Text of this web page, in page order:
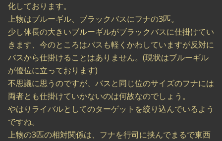
化しております。
上物はブルーギル、ブラックバスにフナの3匹。
少し体長の大きいブルーギルがブラックバスに仕掛けてい
きます、今のところはバスも軽くかわしていますが反対に
バスから仕掛けることはありません。(現状はブルーギル
が優位に立っております)
不思議に思うのですが、バスと同じ位のサイズのフナには
両者とも仕掛けていかないのは何故なのでしょう。
やはりライバルとしてのターゲットを絞り込んでいるよう
ですね。
上物の3匹の相対関係は、フナを行司に挟んでまるで東西